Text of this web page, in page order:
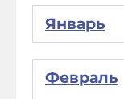
Январь
Февраль